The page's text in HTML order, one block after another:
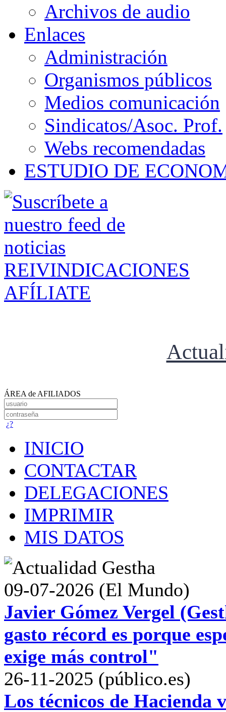
Archivos de audio
Enlaces
Administración
Organismos públicos
Medios comunicación
Sindicatos/Asoc. Prof.
Webs recomendadas
ESTUDIO DE
REIVINDICACIONES
AFÍLIATE
ÁREA de AFILIADOS
¿?
INICIO
CONTACTAR
DELEGACIONES
IMPRIMIR
MIS DATOS
09-07-2026 (El Mundo)
Javier Gómez Vergel
gasto récord es porque
exige más control"
26-11-2025 (público.es)
Los técnicos de Hacienda